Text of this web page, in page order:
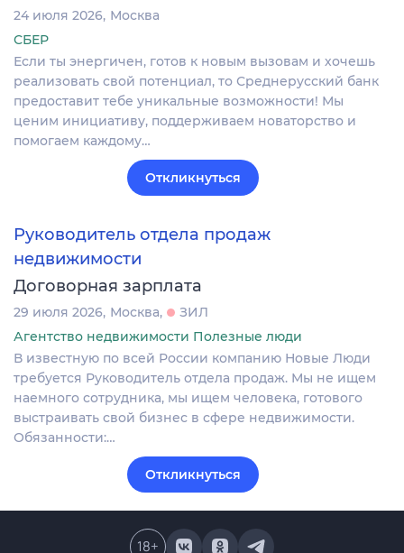
24 июля 2026 Москва
СБЕР
Если ты энергичен, готов к новым вызовам и хочешь
реализовать свой потенциал, то Среднерусский банк
предоставит тебе уникальные возможности! Мы
ценим инициативу, поддерживаем новаторство и
помогаем каждому…
Откликнуться
Руководитель отдела продаж
недвижимости
Договорная зарплата
29 июля 2026 Москва
ЗИЛ
Агентство недвижимости Полезные люди
В известную по всей России компанию Новые Люди
требуется Руководитель отдела продаж. Мы не ищем
наемного сотрудника, мы ищем человека, готового
выстраивать свой бизнес в сфере недвижимости.
Обязанности:…
Откликнуться
18+